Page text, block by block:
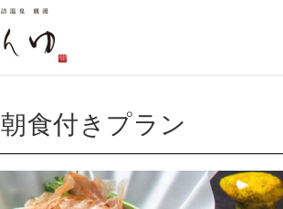
朝食付きプラン